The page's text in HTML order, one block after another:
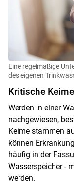
Eine regelmäßige
des eigenen
Kritische
Werden in einer
nachgewiesen,
Keime stammen
können
häufig in der
Wasserspeicher -
werden.